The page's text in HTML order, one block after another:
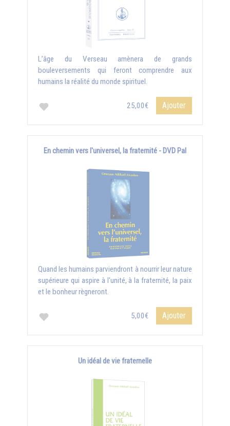
L’âge du Verseau amènera de grands
bouleversements qui feront comprendre aux
humains la réalité du monde spirituel.
25,00€ Ajouter
En chemin vers l'universel, la fraternité - DVD Pal
Quand les humains parviendront à nourrir leur nature
supérieure qui aspire à l'unité, à la fraternité, la paix
et le bonheur règneront.
5,00€ Ajouter
Un idéal de vie fraternelle